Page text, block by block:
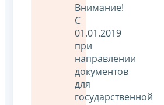
Внимание!
С
01.01.2019
при
направлении
документов
для
государственной